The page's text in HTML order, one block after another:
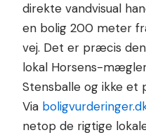
direkte vandvisual
en bolig 200 meter
vej. Det er præcis
lokal Horsens-
Stensballe og ikke et
Via
netop de rigtige